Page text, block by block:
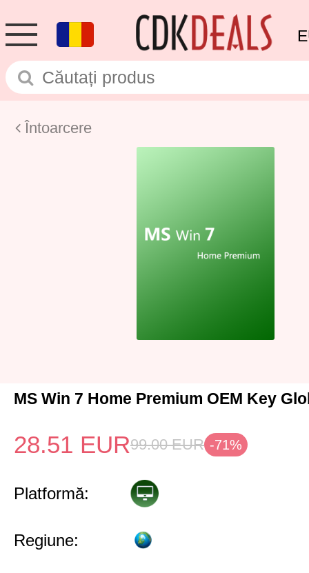
Întoarcere
MS Win 7 Home Premium OEM Key
28.51 EUR99.00 EUR -71%
Platformă:
Regiune: